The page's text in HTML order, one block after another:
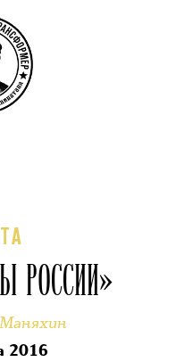
РОССИИ»
2016